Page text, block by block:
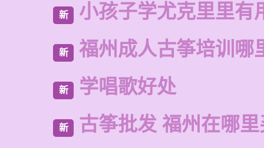
新 小孩子学尤克里里有
新 福州成人古筝培训哪
新 学唱歌好处
新 古筝批发 福州在哪